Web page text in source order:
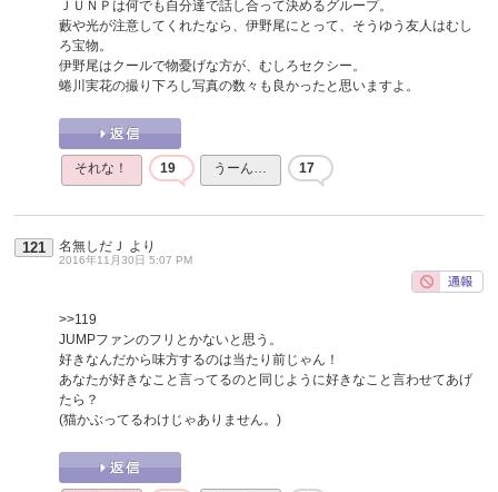
ＪＵＮＰは何でも自分達で話し合って決めるグループ。
藪や光が注意してくれたなら、伊野尾にとって、そうゆう友人はむし
ろ宝物。
伊野尾はクールで物憂げな方が、むしろセクシー。
蜷川実花の撮り下ろし写真の数々も良かったと思いますよ。
それな！ 19 うーん… 17
121 名無しだＪ より
2016年11月30日 5:07 PM
>>119
JUMPファンのフリとかないと思う。
好きなんだから味方するのは当たり前じゃん！
あなたが好きなこと言ってるのと同じように好きなこと言わせてあげ
たら？
(猫かぶってるわけじゃありません。)